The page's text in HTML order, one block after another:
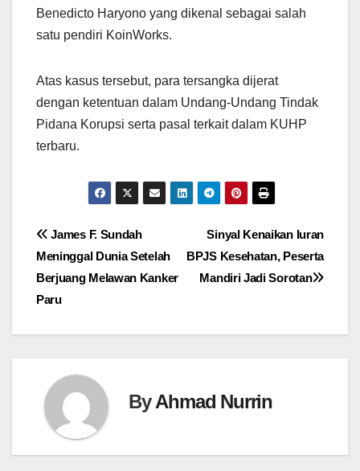
Benedicto Haryono yang dikenal sebagai salah
satu pendiri KoinWorks.
Atas kasus tersebut, para tersangka dijerat
dengan ketentuan dalam Undang-Undang Tindak
Pidana Korupsi serta pasal terkait dalam KUHP
terbaru.
Navigasi
pos
Sinyal Kenaikan Iuran
BPJS Kesehatan, Peserta
Mandiri Jadi Sorotan
James F. Sundah
Meninggal Dunia Setelah
Berjuang Melawan Kanker
Paru
ByAhmad Nurrin